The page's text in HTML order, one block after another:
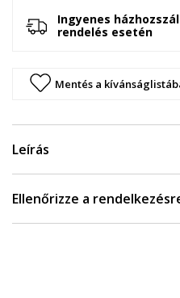
Ingyenes
rendelés esetén
Mentés a
Leírás
Ellenőrizze a